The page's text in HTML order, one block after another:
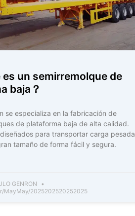
es un semirremolque de
baja？
se especializa en la fabricación de
de plataforma baja de alta calidad.
para transportar carga pesada
tamaño de forma fácil y segura.
GENRON
MayMay/2025202520252025